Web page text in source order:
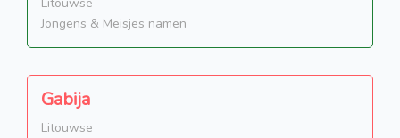
Jongens & Meisjes namen
Gabija
Litouwse